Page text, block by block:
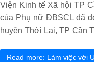
Viện Kinh tế Xã hội TP
của Phụ nữ ĐBSCL đã
huyện Thới Lai, TP Cần
Read more: Làm việc với